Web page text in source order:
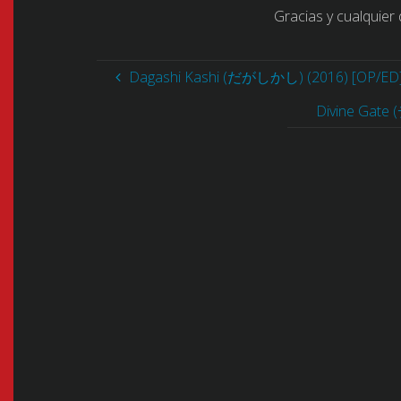
Gracias y
Dagashi Kashi (だがしかし) (2016) [OP/
Divine Gate